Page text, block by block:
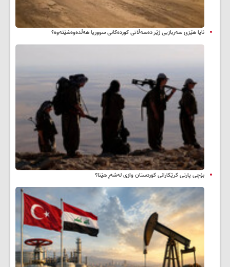
ئایا هێزی سەربازیی ژێر دەسەڵاتی کوردەکانی سووریا هەڵدەوەشێتەوە؟
بۆچی پارتی کرێکارانی کوردستان وازی لەشەڕ هێنا؟